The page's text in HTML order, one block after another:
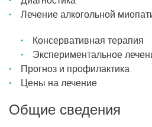
Лечение алкогольной
Консервативная терапия
Экспериментальное
Прогноз и профилактика
Цены на лечение
Общие сведения